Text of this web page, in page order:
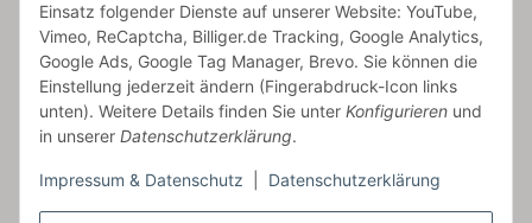
Einsatz folgender Dienste auf unserer Website: YouTube,
Vimeo, ReCaptcha, Billiger.de Tracking, Google Analytics,
Google Ads, Google Tag Manager, Brevo. Sie können die
Einstellung jederzeit ändern (Fingerabdruck-Icon links
unten). Weitere Details finden Sie unter Konfigurieren und
in unserer Datenschutzerklärung.
Impressum & Datenschutz Datenschutzerklärung
Artikelinformationen
Frieslandstr. 44 | 26446 Reepsholt
Fon 04468-9479855-0 | Fax -9